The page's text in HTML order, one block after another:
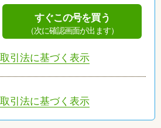
すぐこの号を買う
（次に確認画面が出ます）
引法に基づく表示
引法に基づく表示